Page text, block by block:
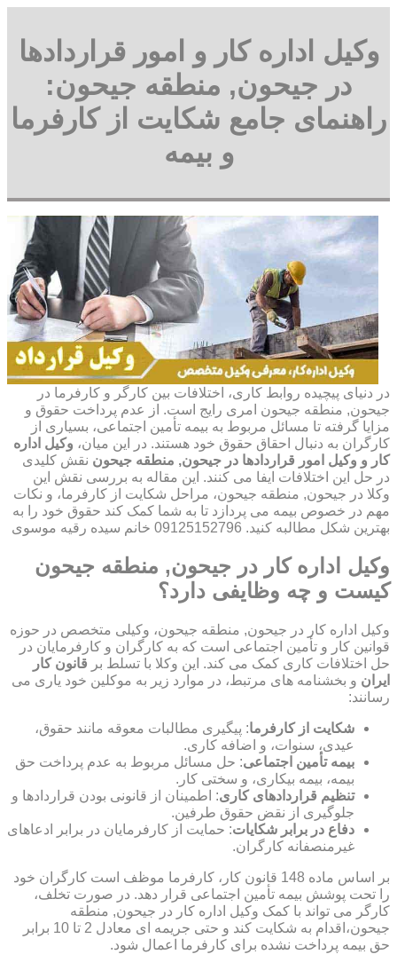
وکیل اداره کار و امور قراردادها
در جیحون, منطقه جیحون:
راهنمای جامع شکایت از کارفرما
و بیمه
در دنیای پیچیده روابط کاری، اختلافات بین کارگر و کارفرما در
جیحون, منطقه جیحون امری رایج است. از عدم پرداخت حقوق و
مزایا گرفته تا مسائل مربوط به بیمه تأمین اجتماعی، بسیاری از
کارگران به دنبال احقاق حقوق خود هستند. در این میان، وکیل اداره
کار و وکیل امور قراردادها در جیحون, منطقه جیحون نقش کلیدی
در حل این اختلافات ایفا می کنند. این مقاله به بررسی نقش این
وکلا در جیحون, منطقه جیحون، مراحل شکایت از کارفرما، و نکات
مهم در خصوص بیمه می پردازد تا به شما کمک کند حقوق خود را به
بهترین شکل مطالبه کنید. 09125152796 خانم سیده رقیه موسوی
وکیل اداره کار در جیحون, منطقه جیحون
کیست و چه وظایفی دارد؟
وکیل اداره کار در جیحون, منطقه جیحون، وکیلی متخصص در حوزه
قوانین کار و تأمین اجتماعی است که به کارگران و کارفرمایان در
حل اختلافات کاری کمک می کند. این وکلا با تسلط بر قانون کار
ایران و بخشنامه های مرتبط، در موارد زیر به موکلین خود یاری می
رسانند:
شکایت از کارفرما: پیگیری مطالبات معوقه مانند حقوق،
عیدی، سنوات، و اضافه کاری.
بیمه تأمین اجتماعی: حل مسائل مربوط به عدم پرداخت حق
بیمه، بیمه بیکاری، و سختی کار.
تنظیم قراردادهای کاری: اطمینان از قانونی بودن قراردادها و
جلوگیری از نقض حقوق طرفین.
دفاع در برابر شکایات: حمایت از کارفرمایان در برابر ادعاهای
غیرمنصفانه کارگران.
بر اساس ماده 148 قانون کار، کارفرما موظف است کارگران خود
را تحت پوشش بیمه تأمین اجتماعی قرار دهد. در صورت تخلف،
کارگر می تواند با کمک وکیل اداره کار در جیحون, منطقه
جیحون،اقدام به شکایت کند و حتی جریمه ای معادل 2 تا 10 برابر
حق بیمه پرداخت نشده برای کارفرما اعمال شود.